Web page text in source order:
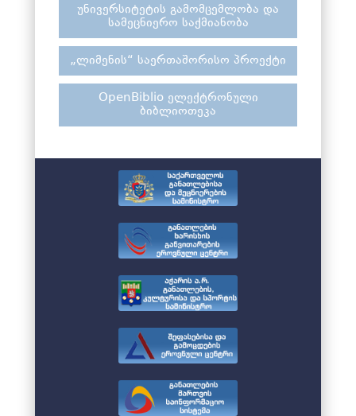
უნივერსიტეტის გამომცემლობა და
სამეცნიერო საქმიანობა
„ლიმენის“ საერთაშორისო პროექტი
OpenBiblio ელექტრონული
ბიბლიოთეკა